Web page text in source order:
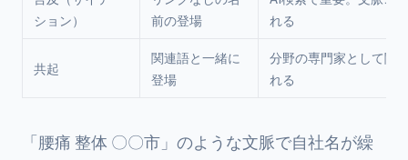
ション）
前の登場
れる
共起
関連語と一緒に
登場
分野の専門家として関
れる
「腰痛 整体 〇〇市」のような文脈で自社名が繰